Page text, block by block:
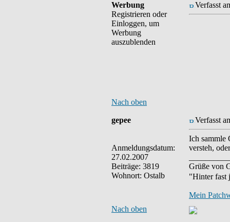
Werbung
Registrieren oder
Einloggen, um
Werbung
auszublenden
Verfasst
Nach oben
gepee
Anmeldungsdatum:
27.02.2007
Beiträge: 3819
Wohnort: Ostalb
Verfasst
Ich sammle
versteh,
Grüße von
"Hinter fast
Mein
Nach oben